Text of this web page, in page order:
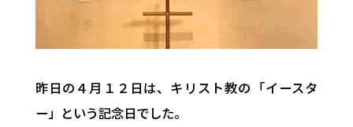
昨日の４月１２日は、キリスト教の「イースタ
ー」という記念日でした。